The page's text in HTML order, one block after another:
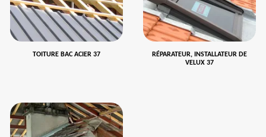
TOITURE BAC ACIER 37
RÉPARATEUR, INSTALLATEUR DE
VELUX 37